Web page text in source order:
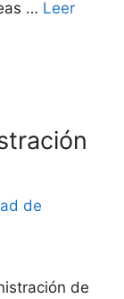
… Leer
de
de